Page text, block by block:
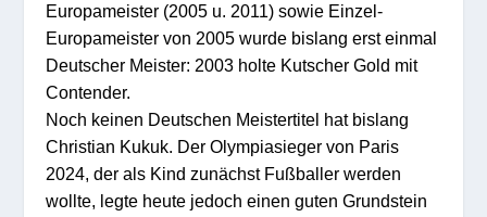
Europameister (2005 u. 2011) sowie Einzel-
Europameister von 2005 wurde bislang erst einmal
Deutscher Meister: 2003 holte Kutscher Gold mit
Contender.
Noch keinen Deutschen Meistertitel hat bislang
Christian Kukuk. Der Olympiasieger von Paris
2024, der als Kind zunächst Fußballer werden
wollte, legte heute jedoch einen guten Grundstein